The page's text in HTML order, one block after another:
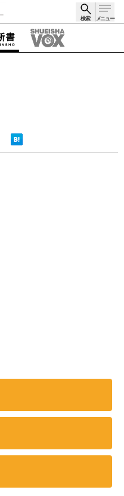
検索 メニュー